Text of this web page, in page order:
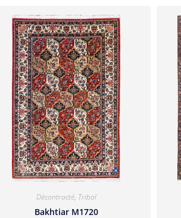
Décontracté, Tribal
Bakhtiar M1720